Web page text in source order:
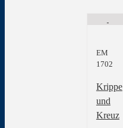
EM
1702
Krippe
und
Kreuz